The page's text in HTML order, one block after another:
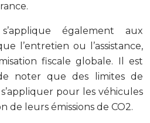
également aux
l’entretien ou l’assistance,
fiscale globale. Il est
noter que des limites de
pour les véhicules
de leurs émissions de CO2.